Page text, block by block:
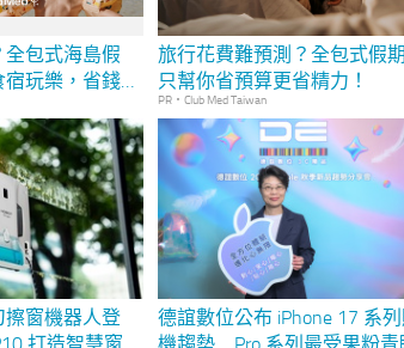
包式海島假
玩樂，省錢更
旅行花費難預測？全包式假
只幫你省預算更省精力！
PR・Club Med Taiwan
窗機器人登
德誼數位公布 iPhone 17 系